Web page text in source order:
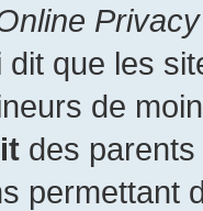
que les
de
des parents
permettant